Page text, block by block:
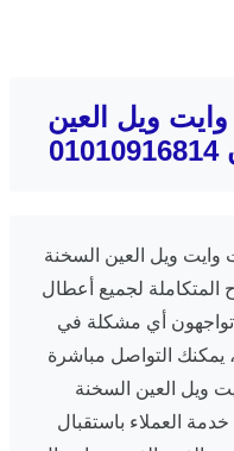
ويل العين
وايت ويل العين السخنة
المتكاملة لجميع أعطال
تواجهون أي مشكلة في
يمكنك التواصل مباشرة
ويل العين السخنة
فريق خدمة العملاء باستقبال